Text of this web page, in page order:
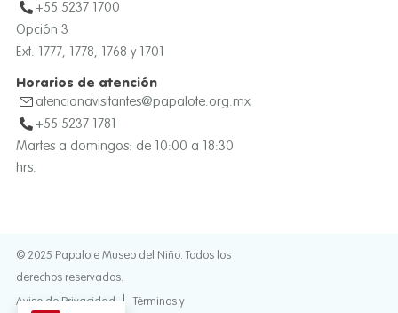
+55 5237 1700
Opción 3
Ext. 1777, 1778, 1768 y 1701
Horarios de atención
atencionavisitantes@papalote.org.mx
+55 5237 1781
Martes a domingos: de 10:00 a 18:30
hrs.
© 2025 Papalote Museo del Niño. Todos los
derechos reservados.
Aviso de Privacidad Términos y